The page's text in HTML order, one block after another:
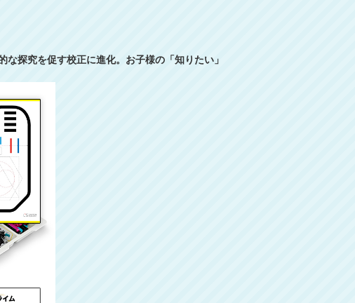
探究を促す校正に進化。お子様の「知りたい」